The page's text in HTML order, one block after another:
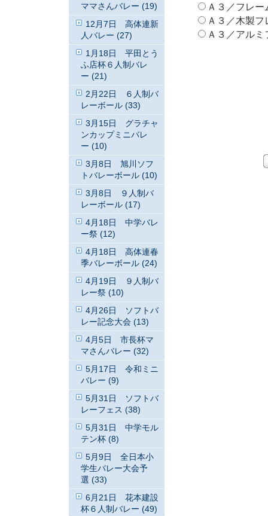
Ａ３／フレ
Ａ３／木製
Ａ３／アル
ママさんバレー (19)
12月7日 高体連新
人バレー (27)
1月18日 平田とう
ふ店杯６人制バレ
ー (21)
2月22日 ６人制バ
レーボール (33)
3月15日 グラチャ
ンカップミニバレ
ー (10)
3月8日 旭川ソフ
トバレーボール (10)
3月8日 ９人制バ
レーボール (17)
4月18日 中学バレ
ー祭 (12)
4月18日 高体連春
季バレーボール (24)
4月19日 ９人制バ
レー祭 (10)
4月26日 ソフトバ
レー記念大会 (13)
4月5日 市長杯マ
マさんバレー (32)
5月17日 令和ミニ
バレー (9)
5月31日 ソフトバ
レーフェス (38)
5月31日 中学モル
テン杯 (8)
5月9日 全日本小
学生バレー大会予
選 (33)
6月21日 花本建設
杯６人制バレー (49)